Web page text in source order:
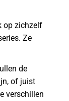
op zichzelf
Ze
de
of juist
verschillen